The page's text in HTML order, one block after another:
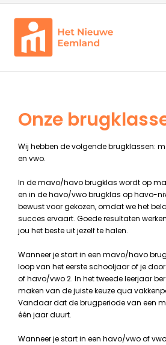
Schoolorganisatie
Info voor groep 7 en 8
Onze
Wij hebben de volgende brugklassen:
en vwo.
In de mavo/havo brugklas wordt op
en in de havo/vwo brugklas op havo-
bewust voor gekozen, omdat we het
succes ervaart. Goede resultaten
jou het beste uit jezelf te halen.
Wanneer je start in een mavo/havo
loop van het eerste schooljaar of je
of havo/vwo 2. In het tweede leerjaar
maken van de juiste keuze qua
Vandaar dat de brugperiode van een
één jaar duurt.
Wanneer je start in een havo/vwo of